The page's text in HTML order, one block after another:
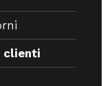
clienti